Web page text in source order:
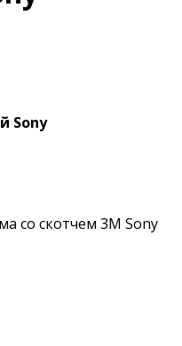
Sony
со скотчем 3М Sony